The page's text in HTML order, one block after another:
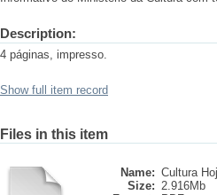
Description:
4 páginas, impresso.
Show full item record
Files in this item
Name: Cultura
Size: 2.916Mb